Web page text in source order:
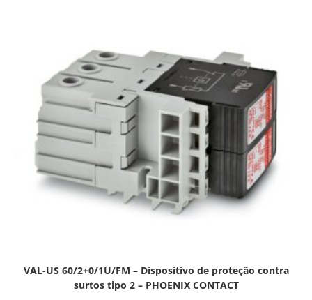
VAL-US 60/2+0/1U/FM – Dispositivo de proteção contra
surtos tipo 2 – PHOENIX CONTACT